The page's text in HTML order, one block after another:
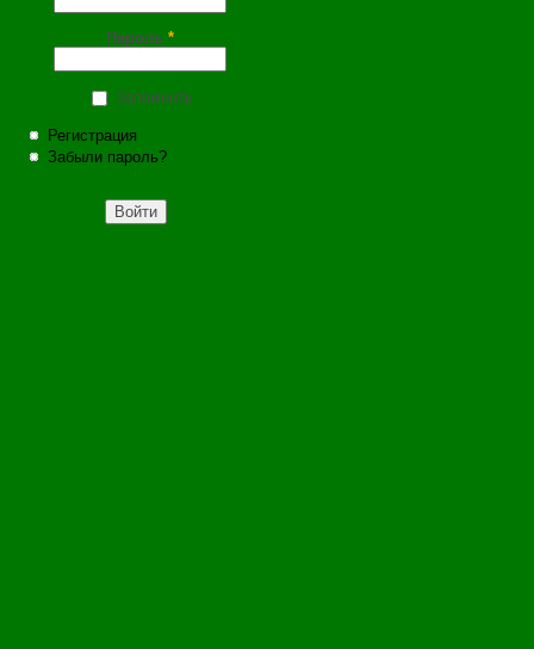
Пароль *
Запомнить
Регистрация
Забыли пароль?